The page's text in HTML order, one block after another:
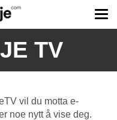
TV
vil du motta e-
noe nytt å vise deg.